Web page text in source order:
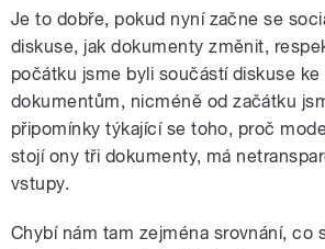
Je to dobře, pokud nyní začne se
diskuse, jak dokumenty změnit,
počátku jsme byli součástí diskuse
dokumentům, nicméně od začátku
připomínky týkající se toho, proč
stojí ony tři dokumenty, má
vstupy.
Chybí nám tam zejména srovnání, co